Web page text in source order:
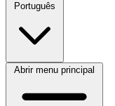
Português
Abrir menu principal